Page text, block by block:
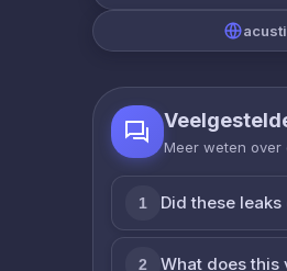
Meer weten
1 Did these
2 What does this